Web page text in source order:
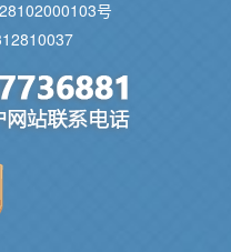
号